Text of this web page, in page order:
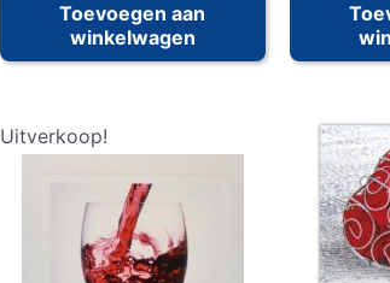
Toevoegen aan
winkelwagen
Uitverkoop!